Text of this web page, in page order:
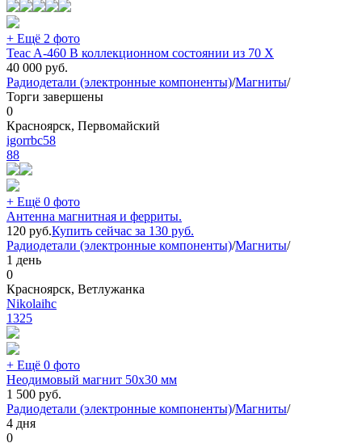
+ Ещё 2 фото
Teac A-460 В коллекционном состоянии из 70 Х
40 000 руб.
Радиодетали (электронные компоненты)/Магниты/
Торги завершены
0
Красноярск, Первомайский
igorrbc58
88
+ Ещё 0 фото
Антенна магнитная и ферриты.
120 руб.Купить сейчас за 130 руб.
Радиодетали (электронные компоненты)/Магниты/
1 день
0
Красноярск, Ветлужанка
Nikolaihc
1325
+ Ещё 0 фото
Неодимовый магнит 50х30 мм
1 500 руб.
Радиодетали (электронные компоненты)/Магниты/
4 дня
0